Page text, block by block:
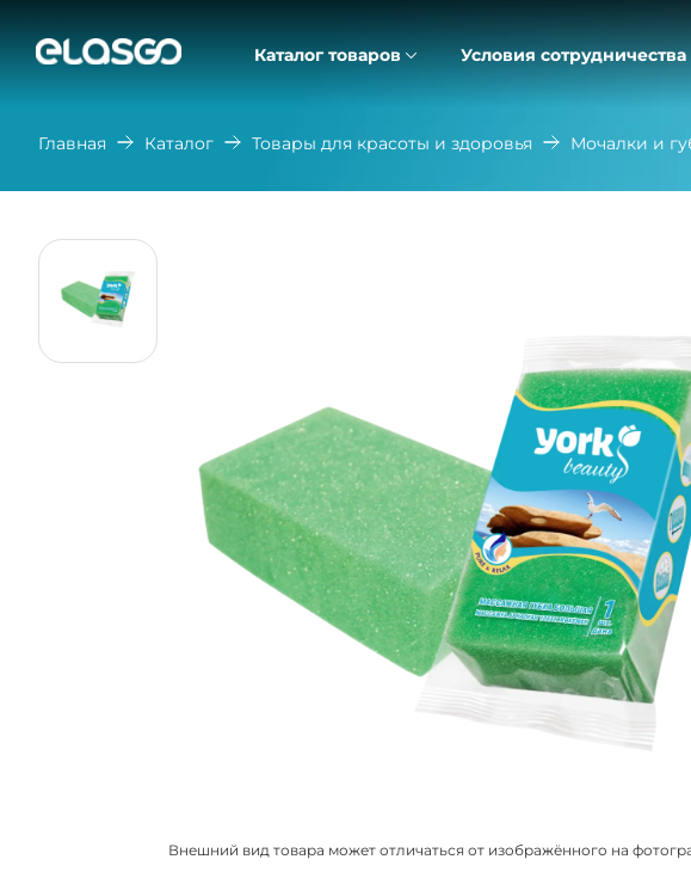
Каталог товаров Условия сотрудничества
Главная Каталог Товары для красоты и здоровья Мочалки и
Внешний вид товара может отличаться от изображённого на